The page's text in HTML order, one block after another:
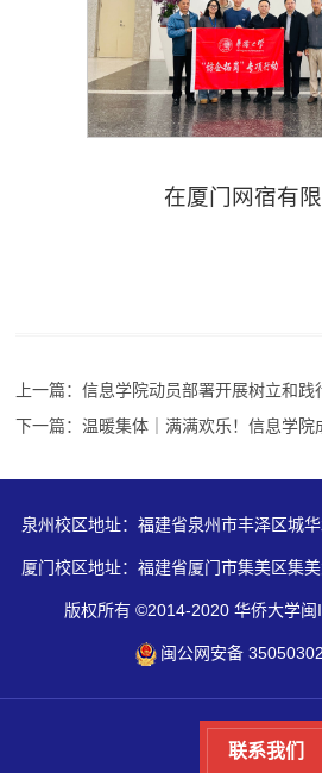
在厦门网宿有
上一篇：信息学院动员部署开展树立和
下一篇：温暖集体｜满满欢乐！信息学院
泉州校区地址：福建省泉州市丰泽区城
厦门校区地址：福建省厦门市集美区集
版权所有 ©2014-2020 华侨大学
闽公网安备
联系我们